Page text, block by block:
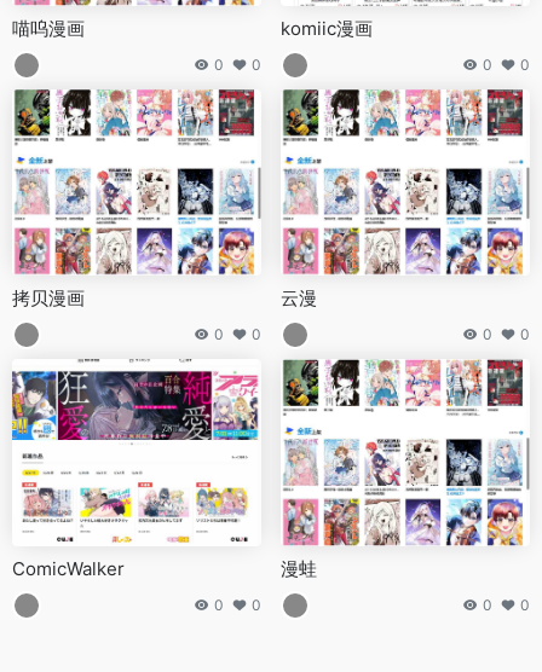
喵呜漫画
0 0
komiic漫画
0 0
拷贝漫画
0 0
云漫
0 0
ComicWalker
0 0
漫蛙
0 0